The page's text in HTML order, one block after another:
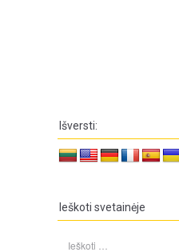
Išversti:
Ieškoti svetainėje